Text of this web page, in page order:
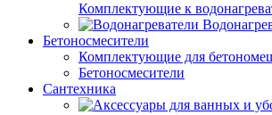
Комплектующие к
Бетоносмесители
Комплектующие для
Бетоносмесители
Сантехника